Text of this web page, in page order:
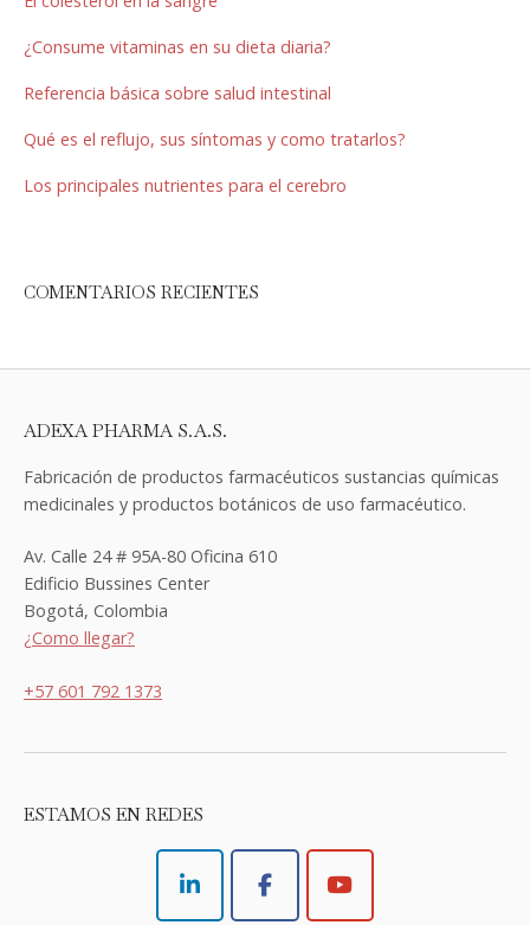
¿Consume vitaminas en su dieta diaria?
Referencia básica sobre salud intestinal
Qué es el reflujo, sus síntomas y como tratarlos?
Los principales nutrientes para el cerebro
COMENTARIOS RECIENTES
ADEXA PHARMA S.A.S.
Fabricación de productos farmacéuticos sustancias químicas
medicinales y productos botánicos de uso farmacéutico.
Av. Calle 24 # 95A-80 Oficina 610
Edificio Bussines Center
Bogotá, Colombia
¿Como llegar?
+57 601 792 1373
ESTAMOS EN REDES